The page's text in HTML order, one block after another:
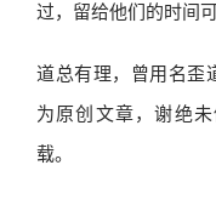
过，留给他们的时间可
道总有理，曾用名歪
为原创文章，谢绝
载。